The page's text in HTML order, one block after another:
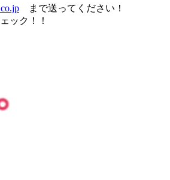
まで送ってください！
ック！！